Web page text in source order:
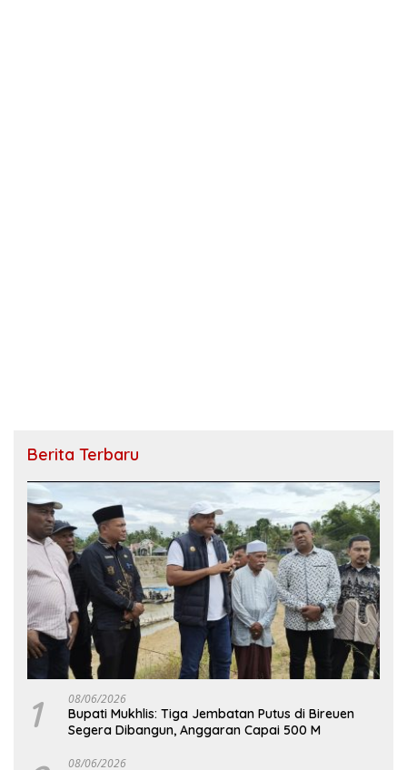
Berita Terbaru
1 08/06/2026
Bupati Mukhlis: Tiga Jembatan Putus di Bireuen
Segera Dibangun, Anggaran Capai 500 M
08/06/2026